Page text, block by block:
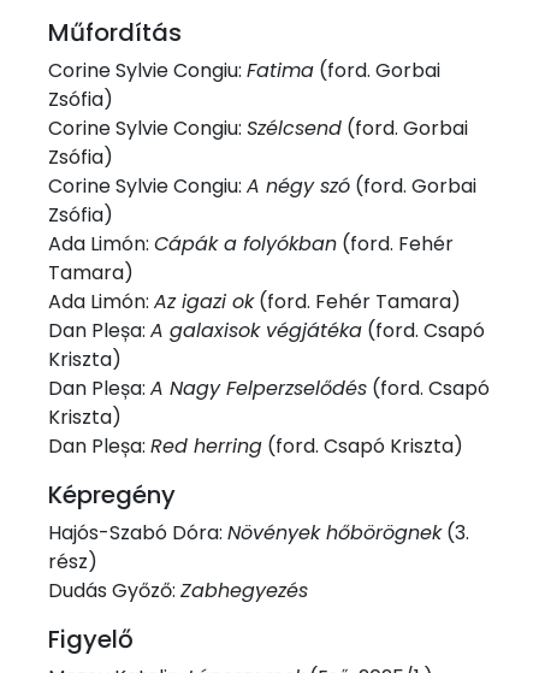
Műfordítás
Corine Sylvie Congiu: Fatima (ford. Gorbai
Zsófia)
Corine Sylvie Congiu: Szélcsend (ford. Gorbai
Zsófia)
Corine Sylvie Congiu: A négy szó (ford. Gorbai
Zsófia)
Ada Limón: Cápák a folyókban (ford. Fehér
Tamara)
Ada Limón: Az igazi ok(ford. Fehér Tamara)
Dan Pleșa: A galaxisok végjátéka (ford. Csapó
Kriszta)
Dan Pleșa: A Nagy Felperzselődés (ford. Csapó
Kriszta)
Dan Pleșa: Red herring (ford. Csapó Kriszta)
Képregény
Hajós-Szabó Dóra: Növények hőbörögnek(3.
rész)
Dudás Győző: Zabhegyezés
Figyelő